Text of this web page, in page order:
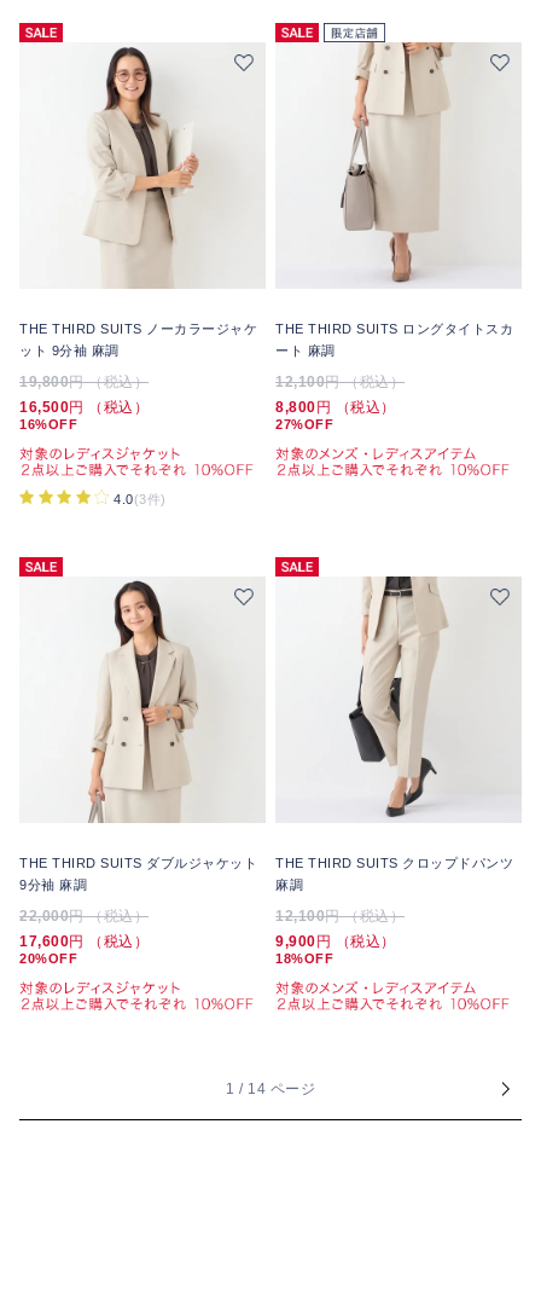
THE THIRD SUITS ノーカラージャケ
ット 9分袖 麻調
19,800円 （税込）
16,500円 （税込）
16%OFF
4.0(3件)
THE THIRD SUITS ロングタイトスカ
ート 麻調
12,100円 （税込）
8,800円 （税込）
27%OFF
THE THIRD SUITS ダブルジャケット
9分袖 麻調
22,000円 （税込）
17,600円 （税込）
20%OFF
THE THIRD SUITS クロップドパンツ
麻調
12,100円 （税込）
9,900円 （税込）
18%OFF
1 / 14 ページ